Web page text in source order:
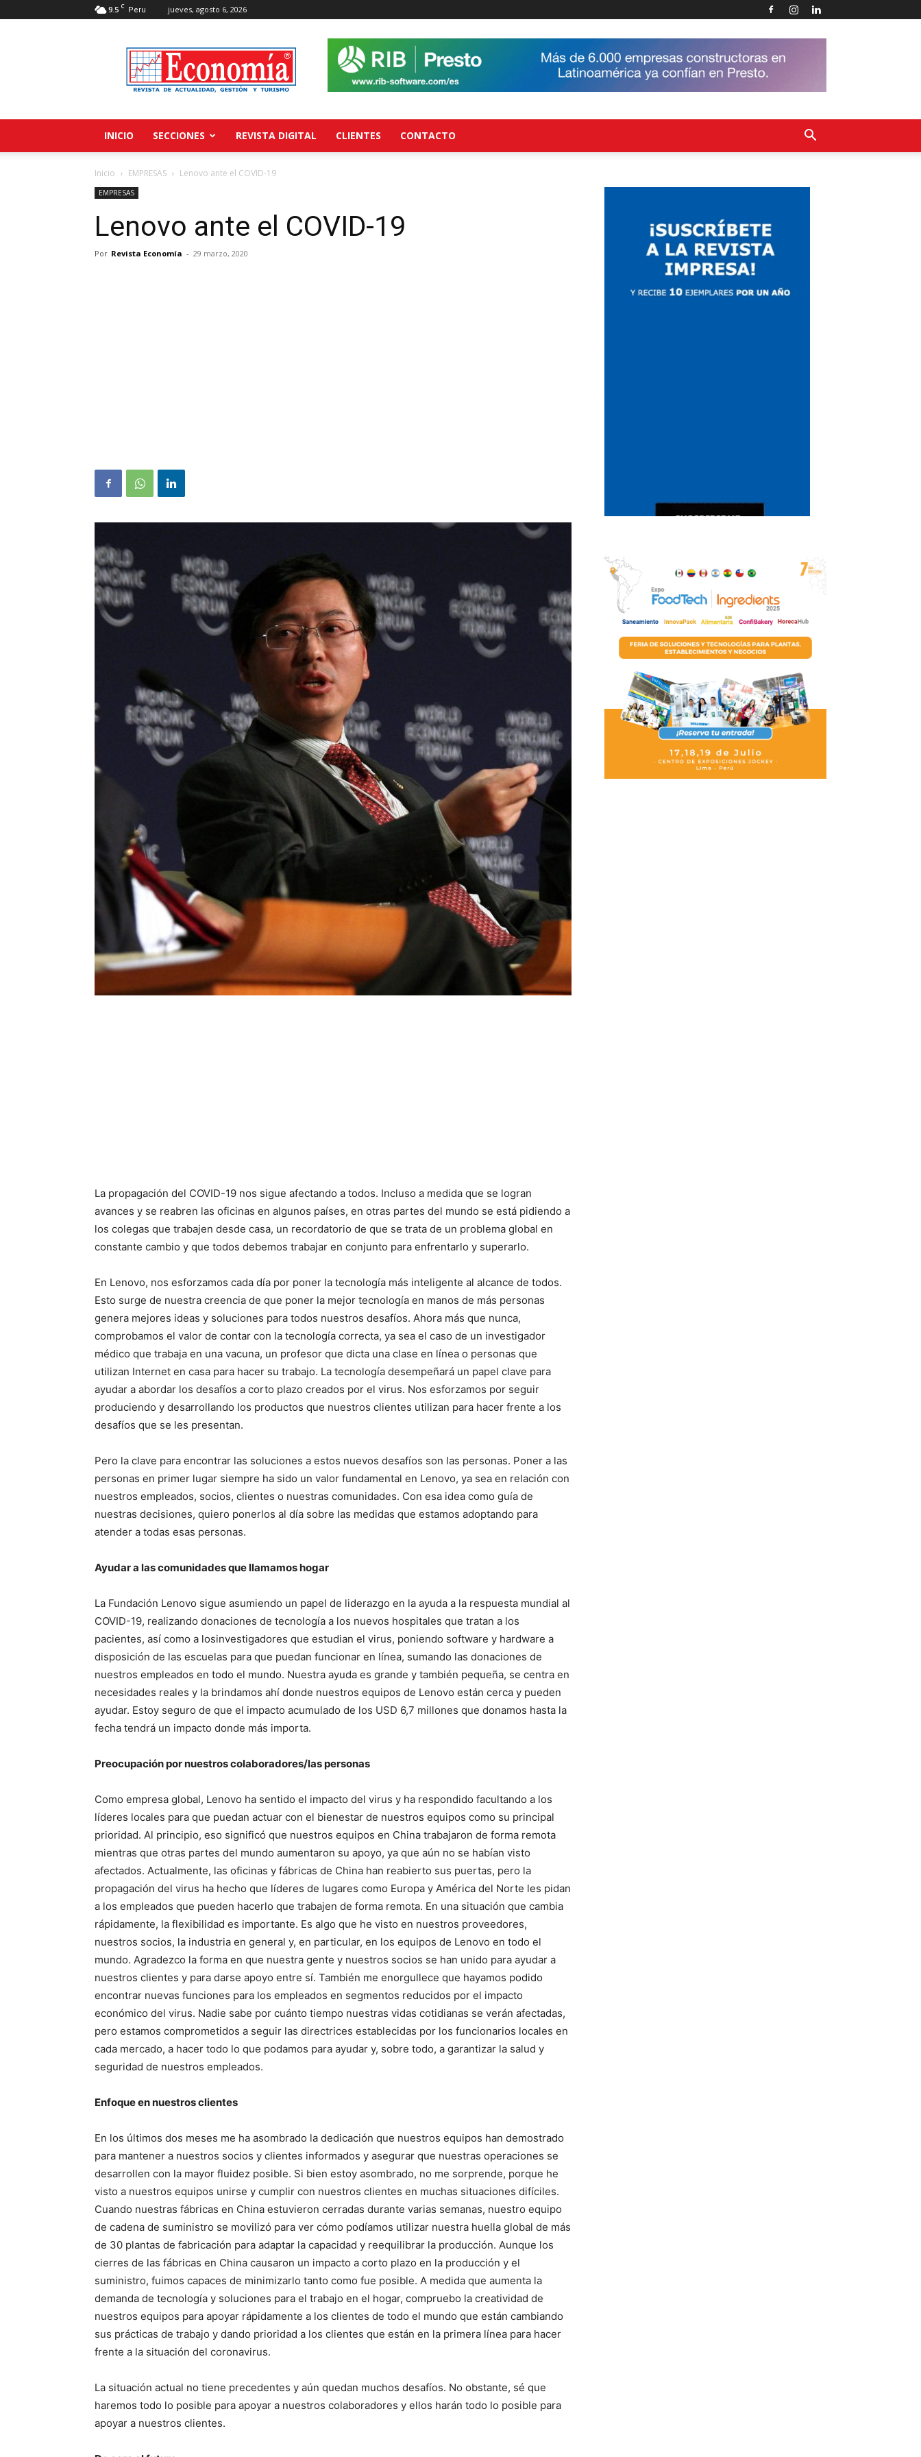
9.5 C Peru jueves, agosto 6, 2026
Revista
Economía
INICIO SECCIONES REVISTA DIGITAL CLIENTES CONTACTO
Inicio EMPRESAS Lenovo ante el COVID-19
EMPRESAS
Lenovo ante el COVID-19
Por Revista Economía - 29 marzo, 2020
La propagación del COVID-19 nos sigue afectando a todos. Incluso a medida que se logran
avances y se reabren las oficinas en algunos países, en otras partes del mundo se está pidiendo a
los colegas que trabajen desde casa, un recordatorio de que se trata de un problema global en
constante cambio y que todos debemos trabajar en conjunto para enfrentarlo y superarlo.
En Lenovo, nos esforzamos cada día por poner la tecnología más inteligente al alcance de todos.
Esto surge de nuestra creencia de que poner la mejor tecnología en manos de más personas
genera mejores ideas y soluciones para todos nuestros desafíos. Ahora más que nunca,
comprobamos el valor de contar con la tecnología correcta, ya sea el caso de un investigador
médico que trabaja en una vacuna, un profesor que dicta una clase en línea o personas que
utilizan Internet en casa para hacer su trabajo. La tecnología desempeñará un papel clave para
ayudar a abordar los desafíos a corto plazo creados por el virus. Nos esforzamos por seguir
produciendo y desarrollando los productos que nuestros clientes utilizan para hacer frente a los
desafíos que se les presentan.
Pero la clave para encontrar las soluciones a estos nuevos desafíos son las personas. Poner a las
personas en primer lugar siempre ha sido un valor fundamental en Lenovo, ya sea en relación con
nuestros empleados, socios, clientes o nuestras comunidades. Con esa idea como guía de
nuestras decisiones, quiero ponerlos al día sobre las medidas que estamos adoptando para
atender a todas esas personas.
Ayudar a las comunidades que llamamos hogar
La Fundación Lenovo sigue asumiendo un papel de liderazgo en la ayuda a la respuesta mundial al
COVID-19, realizando donaciones de tecnología a los nuevos hospitales que tratan a los
pacientes, así como a losinvestigadores que estudian el virus, poniendo software y hardware a
disposición de las escuelas para que puedan funcionar en línea, sumando las donaciones de
nuestros empleados en todo el mundo. Nuestra ayuda es grande y también pequeña, se centra en
necesidades reales y la brindamos ahí donde nuestros equipos de Lenovo están cerca y pueden
ayudar. Estoy seguro de que el impacto acumulado de los USD 6,7 millones que donamos hasta la
fecha tendrá un impacto donde más importa.
Preocupación por nuestros colaboradores/las personas
Como empresa global, Lenovo ha sentido el impacto del virus y ha respondido facultando a los
líderes locales para que puedan actuar con el bienestar de nuestros equipos como su principal
prioridad. Al principio, eso significó que nuestros equipos en China trabajaron de forma remota
mientras que otras partes del mundo aumentaron su apoyo, ya que aún no se habían visto
afectados. Actualmente, las oficinas y fábricas de China han reabierto sus puertas, pero la
propagación del virus ha hecho que líderes de lugares como Europa y América del Norte les pidan
a los empleados que pueden hacerlo que trabajen de forma remota. En una situación que cambia
rápidamente, la flexibilidad es importante. Es algo que he visto en nuestros proveedores,
nuestros socios, la industria en general y, en particular, en los equipos de Lenovo en todo el
mundo. Agradezco la forma en que nuestra gente y nuestros socios se han unido para ayudar a
nuestros clientes y para darse apoyo entre sí. También me enorgullece que hayamos podido
encontrar nuevas funciones para los empleados en segmentos reducidos por el impacto
económico del virus. Nadie sabe por cuánto tiempo nuestras vidas cotidianas se verán afectadas,
pero estamos comprometidos a seguir las directrices establecidas por los funcionarios locales en
cada mercado, a hacer todo lo que podamos para ayudar y, sobre todo, a garantizar la salud y
seguridad de nuestros empleados.
Enfoque en nuestros clientes
En los últimos dos meses me ha asombrado la dedicación que nuestros equipos han demostrado
para mantener a nuestros socios y clientes informados y asegurar que nuestras operaciones se
desarrollen con la mayor fluidez posible. Si bien estoy asombrado, no me sorprende, porque he
visto a nuestros equipos unirse y cumplir con nuestros clientes en muchas situaciones difíciles.
Cuando nuestras fábricas en China estuvieron cerradas durante varias semanas, nuestro equipo
de cadena de suministro se movilizó para ver cómo podíamos utilizar nuestra huella global de más
de 30 plantas de fabricación para adaptar la capacidad y reequilibrar la producción. Aunque los
cierres de las fábricas en China causaron un impacto a corto plazo en la producción y el
suministro, fuimos capaces de minimizarlo tanto como fue posible. A medida que aumenta la
demanda de tecnología y soluciones para el trabajo en el hogar, compruebo la creatividad de
nuestros equipos para apoyar rápidamente a los clientes de todo el mundo que están cambiando
sus prácticas de trabajo y dando prioridad a los clientes que están en la primera línea para hacer
frente a la situación del coronavirus.
La situación actual no tiene precedentes y aún quedan muchos desafíos. No obstante, sé que
haremos todo lo posible para apoyar a nuestros colaboradores y ellos harán todo lo posible para
apoyar a nuestros clientes.